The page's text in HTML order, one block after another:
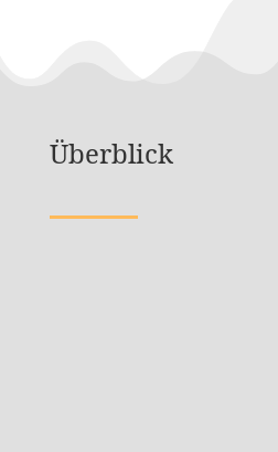
Überblick